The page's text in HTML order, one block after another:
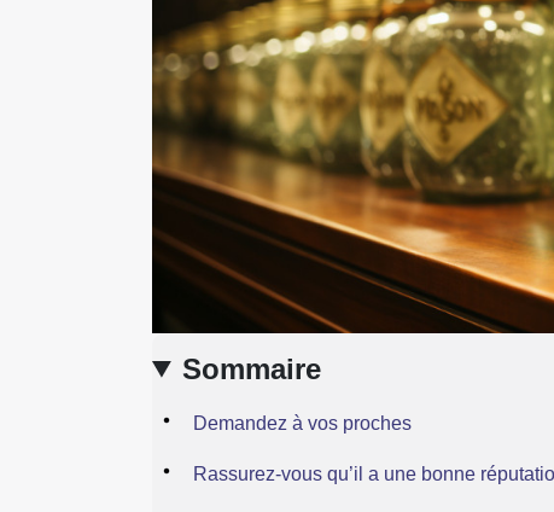
Sommaire
Demandez à vos proches
Rassurez-vous qu’il a une bonne